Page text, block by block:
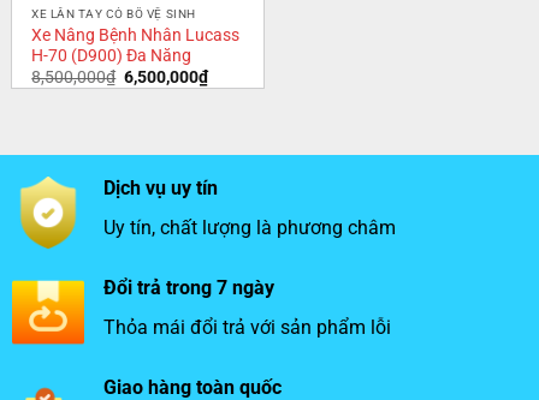
XE LĂN TAY CÓ BÔ VỆ SINH
Xe Nâng Bệnh Nhân Lucass
H-70 (D900) Đa Năng
8,500,000₫ 6,500,000₫
Dịch vụ uy tín
Uy tín, chất lượng là phương châm
Đổi trả trong 7 ngày
Thỏa mái đổi trả với sản phẩm lỗi
Giao hàng toàn quốc